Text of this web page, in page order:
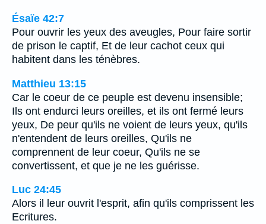
Ésaïe 42:7
Pour ouvrir les yeux des aveugles, Pour faire sortir
de prison le captif, Et de leur cachot ceux qui
habitent dans les ténèbres.
Matthieu 13:15
Car le coeur de ce peuple est devenu insensible;
Ils ont endurci leurs oreilles, et ils ont fermé leurs
yeux, De peur qu'ils ne voient de leurs yeux, qu'ils
n'entendent de leurs oreilles, Qu'ils ne
comprennent de leur coeur, Qu'ils ne se
convertissent, et que je ne les guérisse.
Luc 24:45
Alors il leur ouvrit l'esprit, afin qu'ils comprissent les
Ecritures.